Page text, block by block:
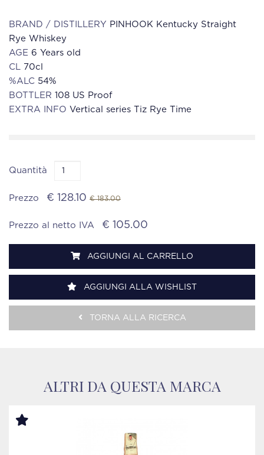
BRAND / DISTILLERY PINHOOK Kentucky Straight
Rye Whiskey
AGE 6 Years old
CL 70cl
%ALC 54%
BOTTLER 108 US Proof
EXTRA INFO Vertical series Tiz Rye Time
Quantità
Prezzo € 128.10 € 183.00
Prezzo al netto IVA € 105.00
AGGIUNGI AL CARRELLO
AGGIUNGI ALLA WISHLIST
TORNA ALLA RICERCA
ALTRI DA QUESTA MARCA